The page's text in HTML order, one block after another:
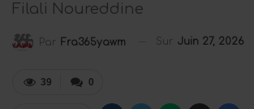
Filali Noureddine
Par Fra365yawm Sur Juin 27, 2026
0
39